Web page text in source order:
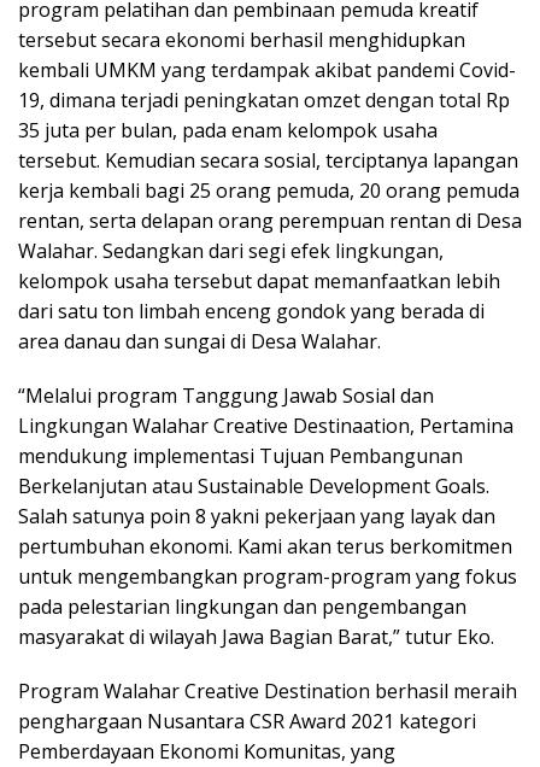
program pelatihan dan pembinaan pemuda kreatif
tersebut secara ekonomi berhasil menghidupkan
kembali UMKM yang terdampak akibat pandemi Covid-
19, dimana terjadi peningkatan omzet dengan total Rp
35 juta per bulan, pada enam kelompok usaha
tersebut. Kemudian secara sosial, terciptanya lapangan
kerja kembali bagi 25 orang pemuda, 20 orang pemuda
rentan, serta delapan orang perempuan rentan di Desa
Walahar. Sedangkan dari segi efek lingkungan,
kelompok usaha tersebut dapat memanfaatkan lebih
dari satu ton limbah enceng gondok yang berada di
area danau dan sungai di Desa Walahar.
“Melalui program Tanggung Jawab Sosial dan
Lingkungan Walahar Creative Destinaation, Pertamina
mendukung implementasi Tujuan Pembangunan
Berkelanjutan atau Sustainable Development Goals.
Salah satunya poin 8 yakni pekerjaan yang layak dan
pertumbuhan ekonomi. Kami akan terus berkomitmen
untuk mengembangkan program-program yang fokus
pada pelestarian lingkungan dan pengembangan
masyarakat di wilayah Jawa Bagian Barat,” tutur Eko.
Program Walahar Creative Destination berhasil meraih
penghargaan Nusantara CSR Award 2021 kategori
Pemberdayaan Ekonomi Komunitas, yang